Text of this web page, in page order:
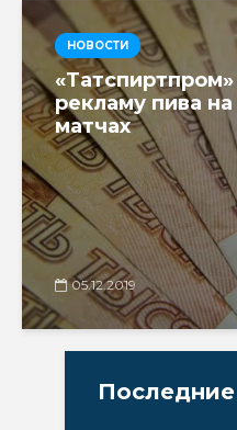
НОВОСТИ
рекламу пива
матчах
05.12.2019